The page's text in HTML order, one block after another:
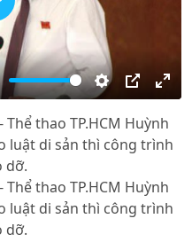
Settings
PIP
Thể thao TP.HCM Huỳnh
luật di sản thì công trình
dỡ.
Thể thao TP.HCM Huỳnh
luật di sản thì công trình
dỡ.